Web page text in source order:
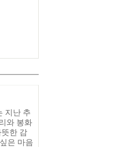
지난 추
와 봉화
한 감
은 마음